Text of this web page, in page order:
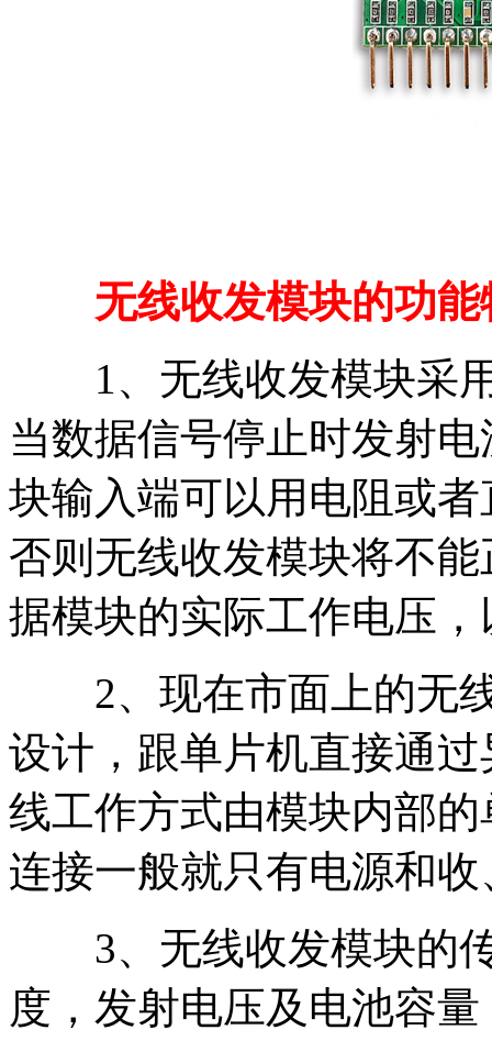
无线收发模块的功能
1、无线收发模块采用
当数据信号停止时发射
块输入端可以用电阻或
否则无线收发模块将不
据模块的实际工作电压
2、现在市面上的无线
设计，跟单片机直接通
线工作方式由模块内部
连接一般就只有电源和
3、无线收发模块的传
度，发射电压及电池容